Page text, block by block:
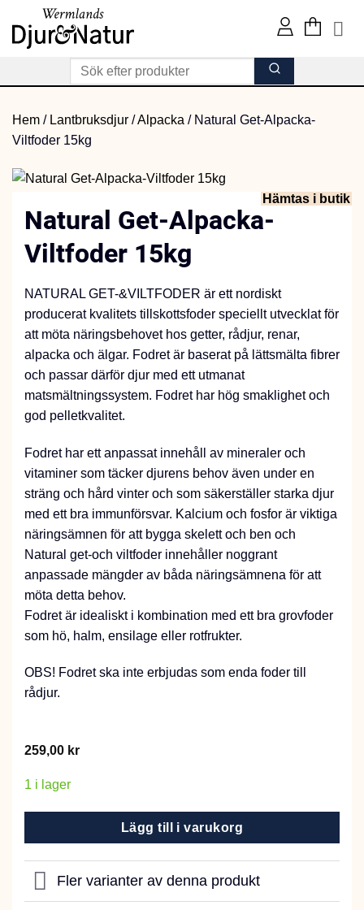
content
Hem / Lantbruksdjur /Alpacka / Natural Get-Alpacka-
Viltfoder 15kg
Hämtas i butik
Natural Get-Alpacka-
Viltfoder 15kg
NATURAL GET-&VILTFODER är ett nordiskt
producerat kvalitets tillskottsfoder speciellt utvecklat för
att möta näringsbehovet hos getter, rådjur, renar,
alpacka och älgar. Fodret är baserat på lättsmälta fibrer
och passar därför djur med ett utmanat
matsmältningssystem. Fodret har hög smaklighet och
god pelletkvalitet.
Fodret har ett anpassat innehåll av mineraler och
vitaminer som täcker djurens behov även under en
sträng och hård vinter och som säkerställer starka djur
med ett bra immunförsvar. Kalcium och fosfor är viktiga
näringsämnen för att bygga skelett och ben och
Natural get-och viltfoder innehåller noggrant
anpassade mängder av båda näringsämnena för att
möta detta behov.
Fodret är idealiskt i kombination med ett bra grovfoder
som hö, halm, ensilage eller rotfrukter.
OBS! Fodret ska inte erbjudas som enda foder till
rådjur.
259,00 kr
1 i lager
Lägg till i varukorg
Fler varianter av denna produkt